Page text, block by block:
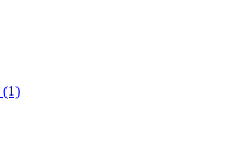
(1)